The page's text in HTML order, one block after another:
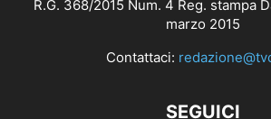
R.G. 368/2015 Num. 4 Reg. stampa
marzo 2015
Contattaci:
SEGUICI